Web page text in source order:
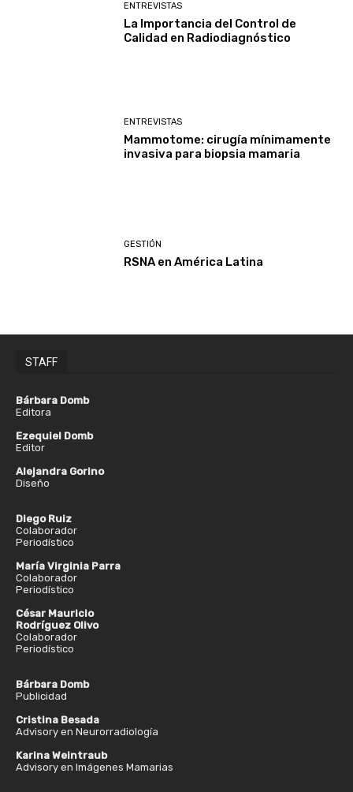
ENTREVISTAS
La Importancia del Control de
Calidad en Radiodiagnóstico
ENTREVISTAS
Mammotome: cirugía mínimamente
invasiva para biopsia mamaria
GESTIÓN
RSNA en América Latina
STAFF
Bárbara Domb
Editora
Ezequiel Domb
Editor
Alejandra Gorino
Diseño
Diego Ruiz
Colaborador
Periodístico
María Virginia Parra
Colaborador
Periodístico
César Mauricio
Rodríguez Olivo
Colaborador
Periodístico
Bárbara Domb
Publicidad
Cristina Besada
Advisory en Neurorradiología
Karina Weintraub
Advisory en Imágenes Mamarias